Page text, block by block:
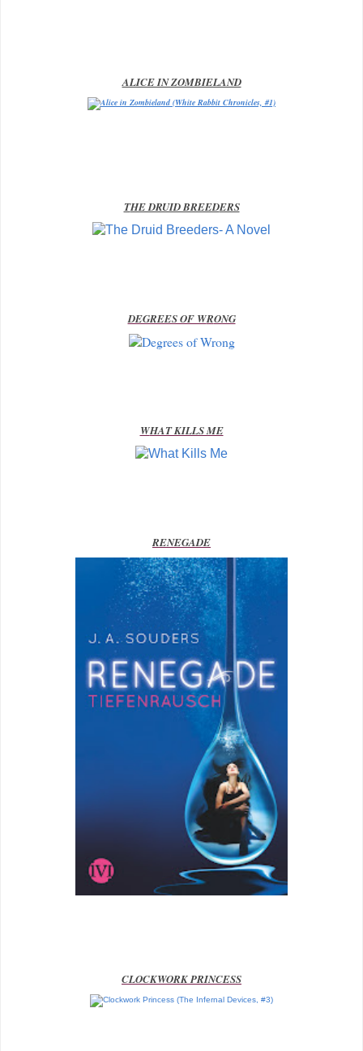
ALICE IN ZOMBIELAND
THE DRUID BREEDERS
DEGREES OF WRONG
WHAT KILLS ME
RENEGADE
CLOCKWORK PRINCESS